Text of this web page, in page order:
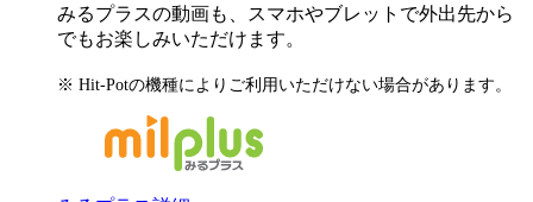
みるプラスの動画も、スマホやブレットで外出先から
でもお楽しみいただけます。
※ Hit-Potの機種によりご利用いただけない場合があります。